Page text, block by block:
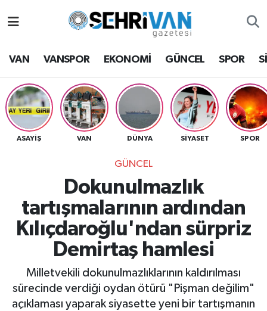
VAN VANSPOR EKONOMİ GÜNCEL SPOR
ASAYİŞ VAN DÜNYA SİYASET SPOR
GÜNCEL
Dokunulmazlık
tartışmalarının ardından
Kılıçdaroğlu'ndan sürpriz
Demirtaş hamlesi
Milletvekili dokunulmazlıklarının kaldırılması
sürecinde verdiği oydan ötürü "Pişman değilim"
açıklaması yaparak siyasette yeni bir tartışmanın
Van Hava Durumu
VAN Namaz Vakitleri
Van Trafik Yoğunluk Haritası
Süper Lig Puan Durumu ve Fikstür
Tüm Manşetler
Son Dakika Haberleri
Haber Arşivi